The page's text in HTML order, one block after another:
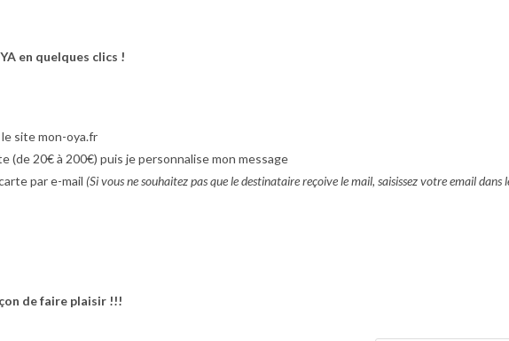
en quelques clics !
le site mon-oya.fr
(de 20€ à 200€) puis je personnalise mon message
par e-mail (Si vous ne souhaitez pas que le destinataire reçoive le mail, saisissez votre email
de faire plaisir !!!